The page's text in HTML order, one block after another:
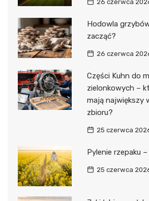
26 czerwca
Hodowla
zacząć?
26 czerwca
Części Kuhn do
zielonkowych –
mają największy
zbioru?
25 czerwca
Pylenie rzepaku
25 czerwca